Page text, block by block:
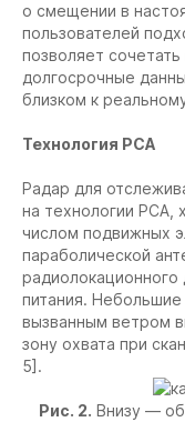
о смещении в
пользователей
позволяет
долгосрочные
близком к
Технология РСА
Радар для
на технологии РСА,
числом подвижных
параболической
радиолокационного
питания.
вызванным ветром
зону охвата при
5].
Рис. 2. Внизу —